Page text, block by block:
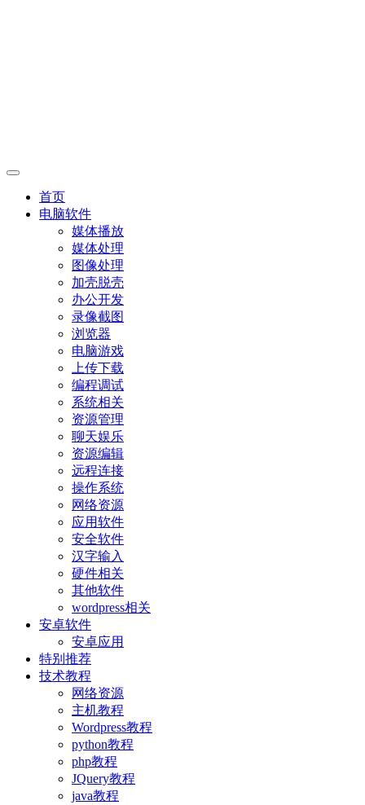
首页
电脑软件
媒体播放
媒体处理
图像处理
加壳脱壳
办公开发
录像截图
浏览器
电脑游戏
上传下载
编程调试
系统相关
资源管理
聊天娱乐
资源编辑
远程连接
操作系统
网络资源
应用软件
安全软件
汉字输入
硬件相关
其他软件
wordpress相关
安卓软件
安卓应用
特别推荐
技术教程
网络资源
主机教程
Wordpress教程
python教程
php教程
JQuery教程
java教程